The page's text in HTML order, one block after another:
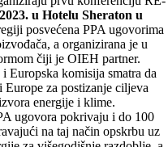
u Hotelu Sheraton u
posvećena PPA ugovorima
a organizirana je u
čiji je OIEH partner.
Europska komisija smatra da
za postizanje ciljeva
energije i klime.
ugovora pokrivaju i do 100
na taj način opskrbu uz